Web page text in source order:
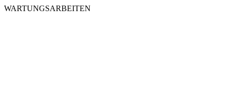
WARTUNGSARBEITEN